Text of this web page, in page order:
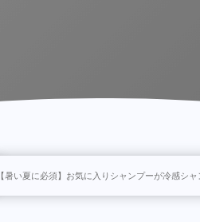
【暑い夏に必須】お気に入りシャンプーが冷感シ